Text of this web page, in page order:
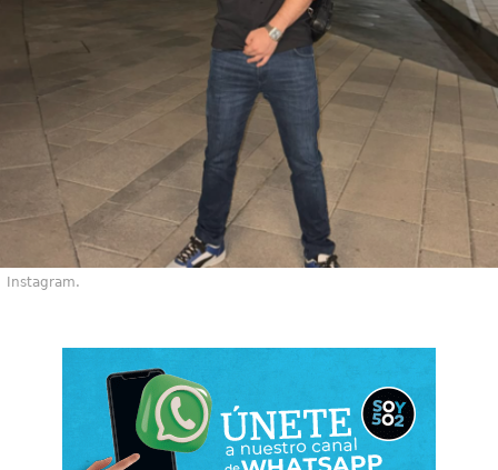
Instagram.